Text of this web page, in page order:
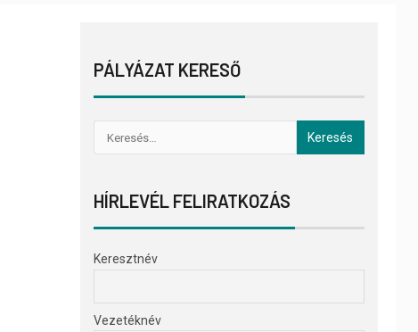
PÁLYÁZAT KERESŐ
HÍRLEVÉL FELIRATKOZÁS
Keresztnév
Vezetéknév